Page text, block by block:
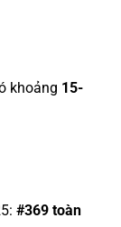
khoảng 15-
#369 toàn